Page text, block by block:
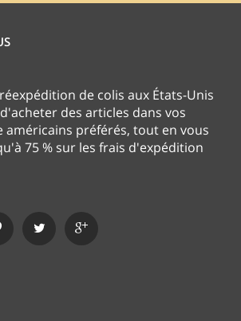
de colis aux États-Unis
des articles dans vos
américains préférés, tout en vous
75 % sur les frais d'expédition